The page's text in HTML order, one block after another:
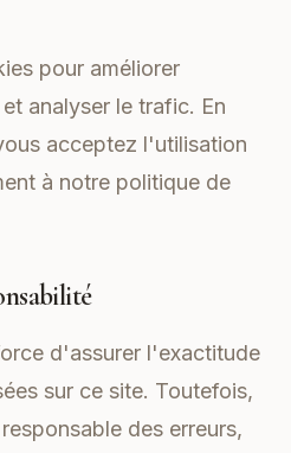
pour améliorer
analyser le trafic. En
acceptez l'utilisation
à notre politique de
d'assurer l'exactitude
sur ce site. Toutefois,
des erreurs,